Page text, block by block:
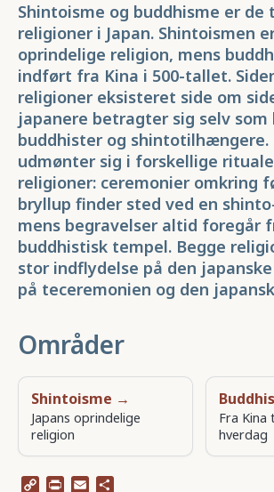
Shintoisme og buddhisme er de
religioner i Japan. Shintoismen
oprindelige religion, mens
indført fra Kina i 500-tallet.
religioner eksisteret side om
japanere betragter sig selv som
buddhister og shintotilhængere.
udmønter sig i forskellige
religioner: ceremonier omkring
bryllup finder sted ved en
mens begravelser altid foregår
buddhistisk tempel. Begge
stor indflydelse på den
på teceremonien og den
Områder
Shintoisme →
Japans oprindelige
religion
Fra Kina
hverdag
Copy Print Email